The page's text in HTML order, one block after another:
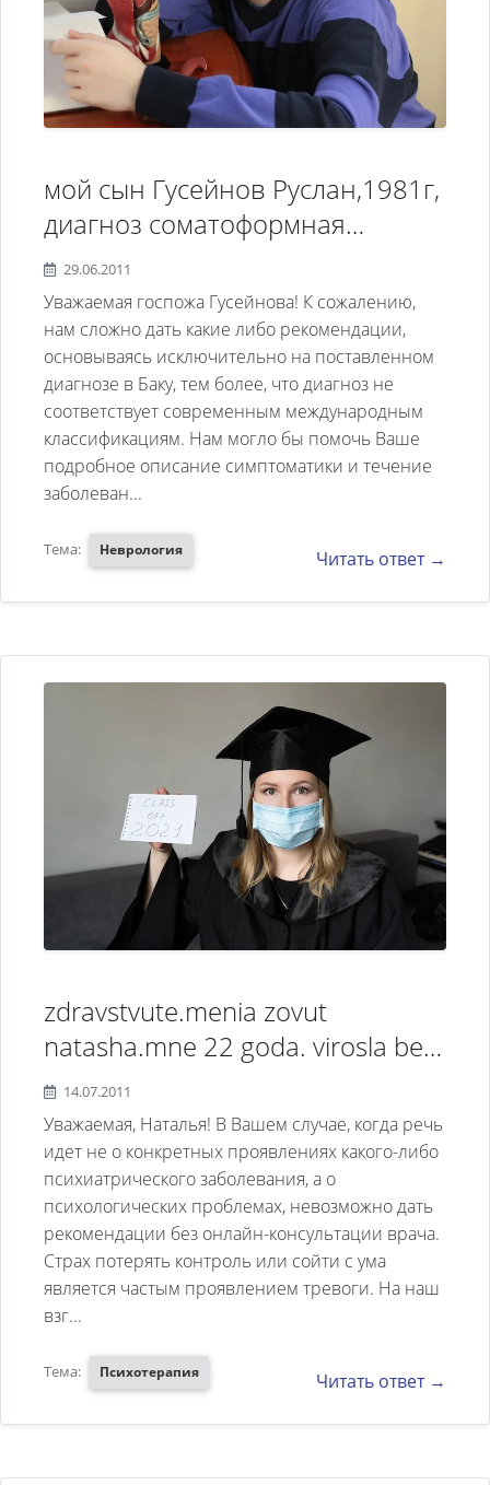
мой сын Гусейнов Руслан,1981г,
диагноз соматоформная
вегетативная дисфункция
нервной системы, устойчивое
депрессивное расстройство, по
линии отца были нервные
заболевания. Чем можете
помочь? С уважением и
надеждой, Нина Гусейнова,Баку
29.06.2011
Уважаемая госпожа Гусейнова! К сожалению,
нам сложно дать какие либо рекомендации,
основываясь исключительно на поставленном
диагнозе в Баку, тем более, что диагноз не
соответствует современным международным
классификациям. Нам могло бы помочь Ваше
подробное описание симптоматики и течение
заболеван...
Тема: Неврология Читать ответ →
zdravstvute.menia zovut
natasha.mne 22 goda. virosla bez
roditelei. seicas ucus v
universitete. menia mucaut uge 2
mesiz trevognie misli.mne
postoianno kagetsia cto ia soidu s
uma. mne ne interesna gizn tak
kak vse vokrug pugaet. cto mne
delat. podskazite
14.07.2011
Уважаемая, Наталья! В Вашем случае, когда речь
идет не о конкретных проявлениях какого-либо
психиатрического заболевания, а о
психологических проблемах, невозможно дать
рекомендации без онлайн-консультации врача.
Страх потерять контроль или сойти с ума
является частым проявлением тревоги. На наш
взг...
Тема: Психотерапия Читать ответ →